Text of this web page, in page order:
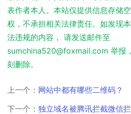
表作者本人。本站仅提供信息存储
权，不承担相关法律责任。如发现
法违规的内容， 请发送邮件至
sumchina520@foxmail.com 举报
刻删除。
上一个： 网站中都有哪些二维码？
下一个： 独立域名被腾讯拦截微信